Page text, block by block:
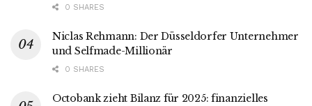
0 SHARES
Niclas Rehmann: Der Düsseldorfer Unternehmer
und Selfmade-Millionär
0 SHARES
Octobank zieht Bilanz für 2025: finanzielles